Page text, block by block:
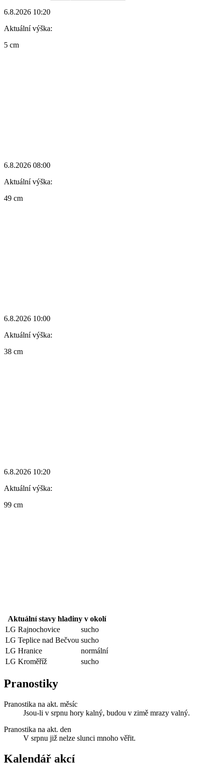
6.8.2026 10:20
Aktuální výška:
5 cm
6.8.2026 08:00
Aktuální výška:
49 cm
6.8.2026 10:00
Aktuální výška:
38 cm
6.8.2026 10:20
Aktuální výška:
99 cm
Aktuální stavy hladiny v okolí
LG Rajnochovice
sucho
LG Teplice nad Bečvou sucho
LG Hranice
normální
LG Kroměříž
sucho
Pranostiky
Pranostika na akt. měsíc
Jsou-li v srpnu hory kalný, budou v zimě mrazy valný.
Pranostika na akt. den
V srpnu již nelze slunci mnoho věřit.
Kalendář akcí